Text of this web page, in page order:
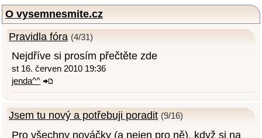
O vysemnesmite.cz
Pravidla fóra (4/31)
Nejdříve si prosím přečtěte zde
st 16. červen 2010 19:36
jenda^^
Jsem tu nový a potřebuji poradit (9/16)
Pro všechny nováčky (a nejen pro ně), když si na